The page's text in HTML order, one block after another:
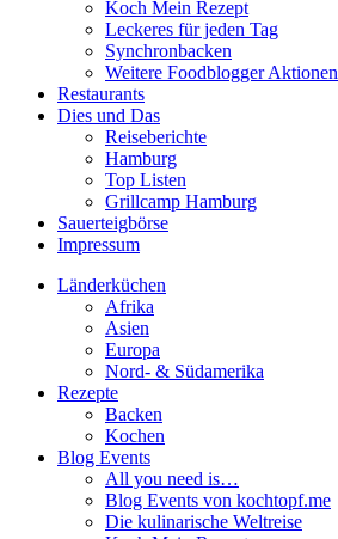
Koch Mein Rezept
Leckeres für jeden Tag
Synchronbacken
Weitere Foodblogger Aktionen
Restaurants
Dies und Das
Reiseberichte
Hamburg
Top Listen
Grillcamp Hamburg
Sauerteigbörse
Impressum
Länderküchen
Afrika
Asien
Europa
Nord- & Südamerika
Rezepte
Backen
Kochen
Blog Events
All you need is…
Blog Events von kochtopf.me
Die kulinarische Weltreise